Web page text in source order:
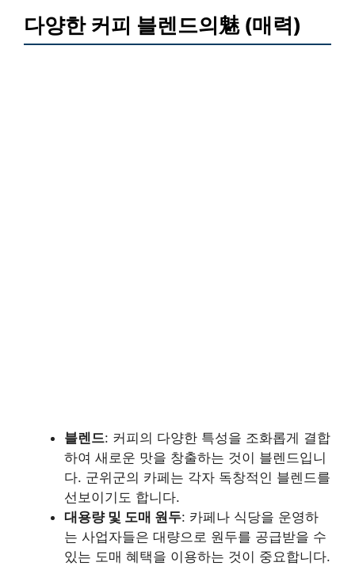
다양한 커피 블렌드의魅 (매력)
블렌드: 커피의 다양한 특성을 조화롭게 결합
하여 새로운 맛을 창출하는 것이 블렌드입니
다. 군위군의 카페는 각자 독창적인 블렌드를
선보이기도 합니다.
대용량 및 도매 원두: 카페나 식당을 운영하
는 사업자들은 대량으로 원두를 공급받을 수
있는 도매 혜택을 이용하는 것이 중요합니다.